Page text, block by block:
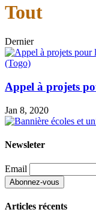
Tout
Dernier
Appel à projets
Jan 8, 2020
Newsleter
Email
Articles récents